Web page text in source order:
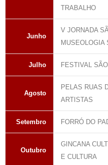
TRABALHO
Junho
V JORNADA
MUSEOLOGIA
Julho FESTIVAL
Agosto
PELAS RUAS
ARTISTAS
Setembro FORRÓ DO
Outubro
GINCANA
E CULTURA